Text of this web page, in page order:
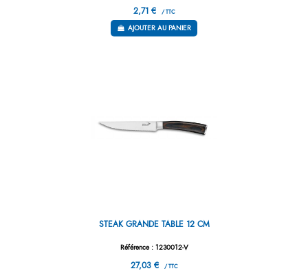
2,71 € / TTC
AJOUTER AU PANIER
STEAK GRANDE TABLE 12 CM
Référence : 1230012-V
27,03 € / TTC